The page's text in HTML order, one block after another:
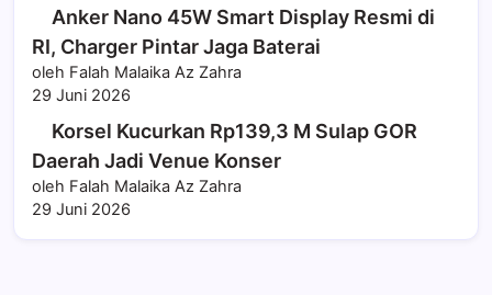
Anker Nano 45W Smart Display Resmi di
RI, Charger Pintar Jaga Baterai
oleh Falah Malaika Az Zahra
29 Juni 2026
Korsel Kucurkan Rp139,3 M Sulap GOR
Daerah Jadi Venue Konser
oleh Falah Malaika Az Zahra
29 Juni 2026